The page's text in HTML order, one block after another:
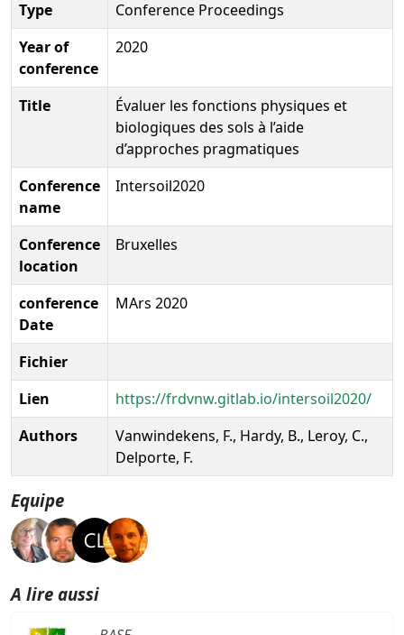
Type
Conference Proceedings
Year of
conference
2020
Title
Évaluer les fonctions physiques et
biologiques des sols à l’aide
d’approches pragmatiques
Conference
name
Intersoil2020
Conference
location
Bruxelles
conference
Date
MArs 2020
Fichier
Lien
https://frdvnw.gitlab.io/intersoil2020/
Authors
Vanwindekens, F., Hardy, B., Leroy, C.,
Delporte, F.
Equipe
A lire aussi